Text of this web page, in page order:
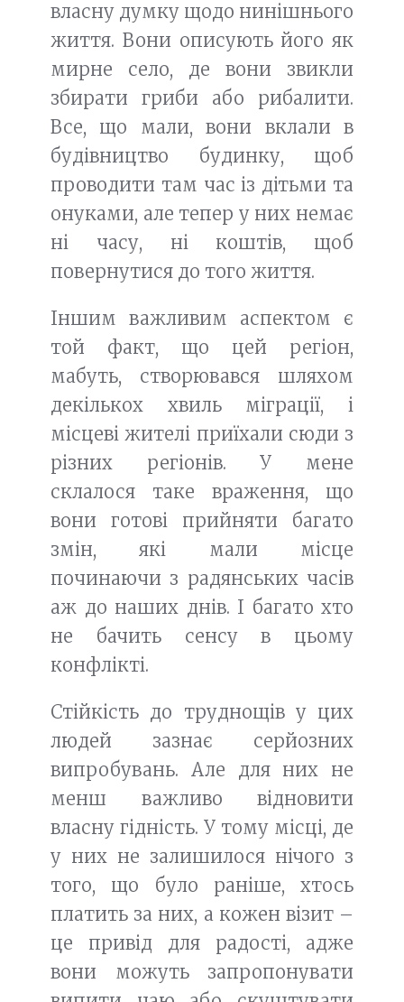
власну думку щодо нинішнього
життя. Вони описують його як
мирне село, де вони звикли
збирати гриби або рибалити.
Все, що мали, вони вклали в
будівництво будинку, щоб
проводити там час із дітьми та
онуками, але тепер у них немає
ні часу, ні коштів, щоб
повернутися до того життя.
Іншим важливим аспектом є
той факт, що цей регіон,
мабуть, створювався шляхом
декількох хвиль міграції, і
місцеві жителі приїхали сюди з
різних регіонів. У мене
склалося таке враження, що
вони готові прийняти багато
змін, які мали місце
починаючи з радянських часів
аж до наших днів. І багато хто
не бачить сенсу в цьому
конфлікті.
Стійкість до труднощів у цих
людей зазнає серйозних
випробувань. Але для них не
менш важливо відновити
власну гідність. У тому місці, де
у них не залишилося нічого з
того, що було раніше, хтось
платить за них, а кожен візит –
це привід для радості, адже
вони можуть запропонувати